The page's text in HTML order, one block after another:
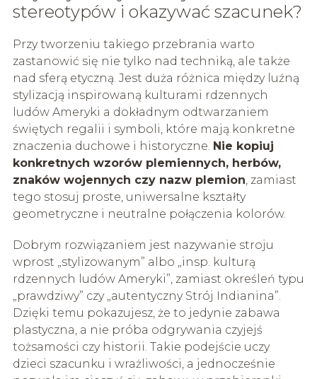
stereotypów i okazywać szacunek?
Przy tworzeniu takiego przebrania warto
zastanowić się nie tylko nad techniką, ale także
nad sferą etyczną. Jest duża różnica między luźną
stylizacją inspirowaną kulturami rdzennych
ludów Ameryki a dokładnym odtwarzaniem
świętych regalii i symboli, które mają konkretne
znaczenia duchowe i historyczne. Nie kopiuj
konkretnych wzorów plemiennych, herbów,
znaków wojennych czy nazw plemion, zamiast
tego stosuj proste, uniwersalne kształty
geometryczne i neutralne połączenia kolorów.
Dobrym rozwiązaniem jest nazywanie stroju
wprost „stylizowanym” albo „insp. kulturą
rdzennych ludów Ameryki”, zamiast określeń typu
„prawdziwy” czy „autentyczny Strój Indianina”.
Dzięki temu pokazujesz, że to jedynie zabawa
plastyczna, a nie próba odgrywania czyjejś
tożsamości czy historii. Takie podejście uczy
dzieci szacunku i wrażliwości, a jednocześnie